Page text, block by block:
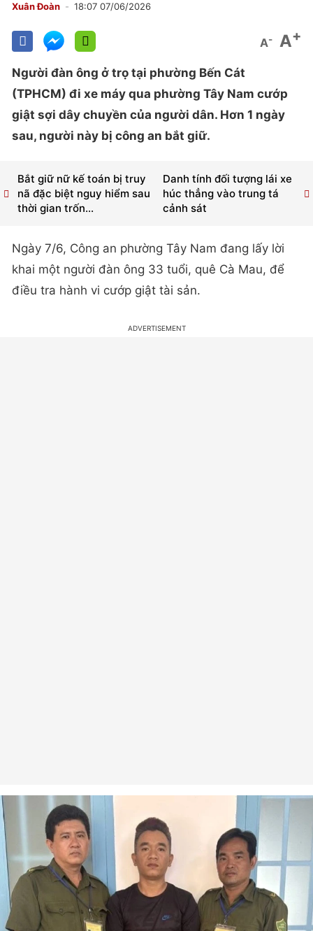
Xuân Đoàn 18:07 07/06/2026
A- A+
Người đàn ông ở trọ tại phường Bến Cát
(TPHCM) đi xe máy qua phường Tây Nam cướp
giật sợi dây chuyền của người dân. Hơn 1 ngày
sau, người này bị công an bắt giữ.
Danh tính đối tượng lái xe
húc thẳng vào trung tá
cảnh sát
Bắt giữ nữ kế toán bị truy
nã đặc biệt nguy hiểm sau
thời gian trốn...
Ngày 7/6, Công an phường Tây Nam đang lấy lời
khai một người đàn ông 33 tuổi, quê Cà Mau, để
điều tra hành vi cướp giật tài sản.